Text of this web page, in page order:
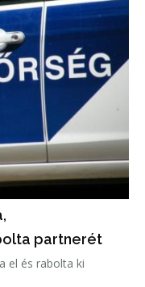
partnerét
el és rabolta ki